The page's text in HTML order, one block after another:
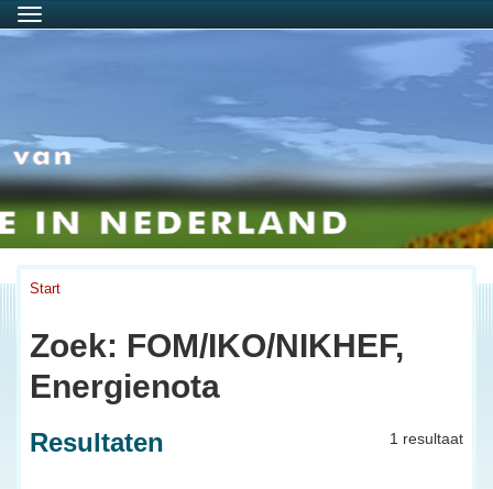
Menu
Start
Zoek: FOM/IKO/NIKHEF,
Energienota
1 resultaat
Resultaten